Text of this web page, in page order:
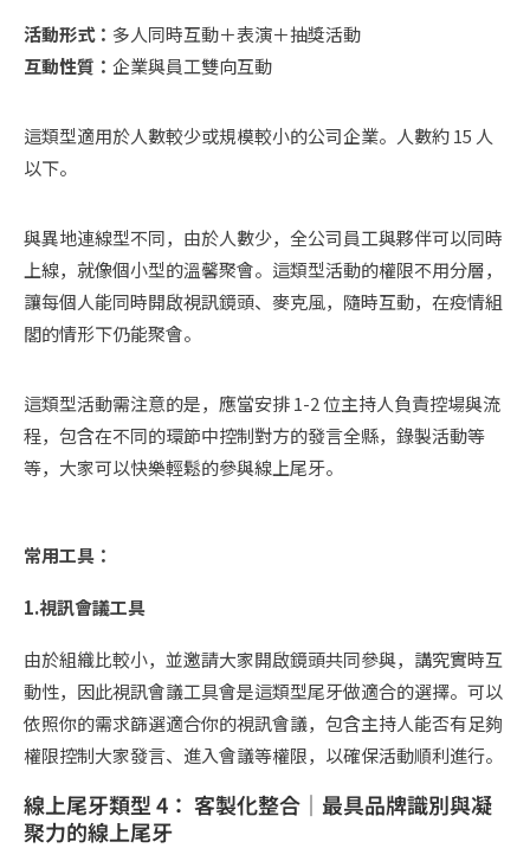
活動形式： 多人同時互動＋表演＋抽獎活動
互動性質： 企業與員工雙向互動
​​這類型適用於人數較少或規模較小的公司企業。人數約 15 人
以下。
與異地連線型不同，由於人數少，全公司員工與夥伴可以同時
上線，就像個小型的溫馨聚會。這類型活動的權限不用分層，
讓每個人能同時開啟視訊鏡頭、麥克風，隨時互動，在疫情組
閣的情形下仍能聚會。
這類型活動需注意的是，應當安排 1-2 位主持人負責控場與流
程，包含在不同的環節中控制對方的發言全縣，錄製活動等
等，大家可以快樂輕鬆的參與線上尾牙。
常用工具：
1.視訊會議工具
由於組織比較小，並邀請大家開啟鏡頭共同參與，講究實時互
動性，因此視訊會議工具會是這類型尾牙做適合的選擇。可以
依照你的需求篩選適合你的視訊會議，包含主持人能否有足夠
權限控制大家發言、進入會議等權限，以確保活動順利進行。
線上尾牙類型 4： 客製化整合｜最具品牌識別與凝
聚力的線上尾牙